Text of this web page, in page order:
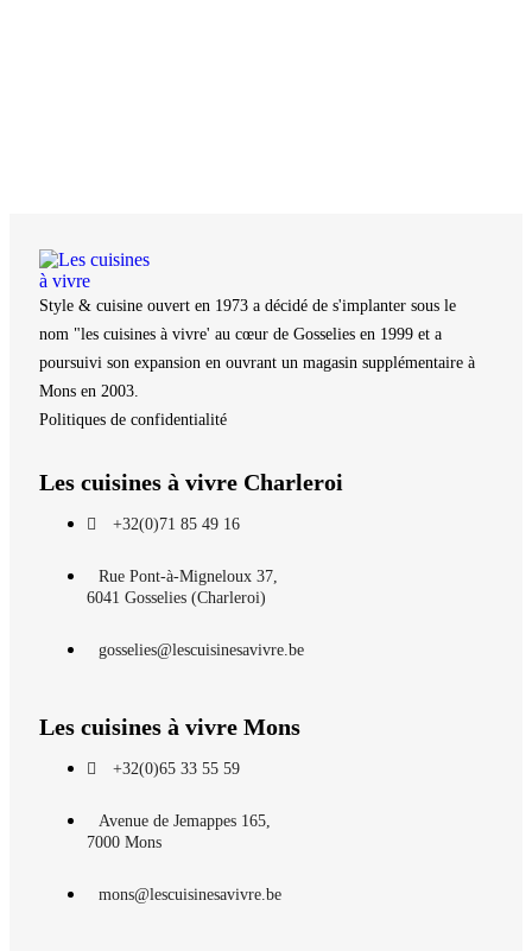
Style & cuisine ouvert en 1973 a décidé de s'implanter sous le
nom "les cuisines à vivre' au cœur de Gosselies en 1999 et a
poursuivi son expansion en ouvrant un magasin supplémentaire à
Mons en 2003.
Politiques de confidentialité
Les cuisines à vivre Charleroi
+32(0)71 85 49 16
Rue Pont-à-Migneloux 37,
6041 Gosselies (Charleroi)
gosselies@lescuisinesavivre.be
Les cuisines à vivre Mons
+32(0)65 33 55 59
Avenue de Jemappes 165,
7000 Mons
mons@lescuisinesavivre.be